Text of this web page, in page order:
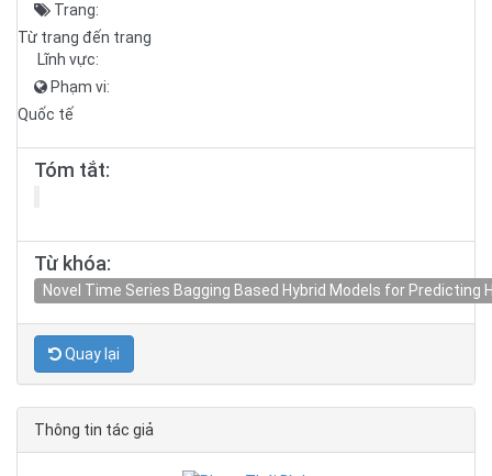
Trang:
Từ trang đến trang
Lĩnh vực:
Phạm vi:
Quốc tế
Tóm tắt:
Từ khóa:
Novel Time Series Bagging Based Hybrid Models for Predicting
Quay lại
Thông tin tác giả